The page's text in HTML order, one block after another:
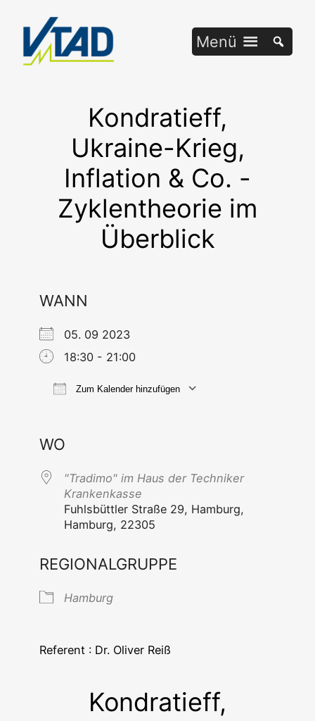
springen
Menü
Kondratieff,
Ukraine-Krieg,
Inflation & Co. -
Zyklentheorie im
Überblick
WANN
05. 09 2023
18:30 - 21:00
Zum Kalender hinzufügen
WO
"Tra­di­mo" im Haus der Tech­ni­ker
Krankenkasse
Fuhls­bütt­ler Stra­ße 29, Ham­burg,
Ham­burg, 22305
REGIONALGRUPPE
Ham­burg
Refe­rent : Dr. Oli­ver Reiß
Kondratieff,